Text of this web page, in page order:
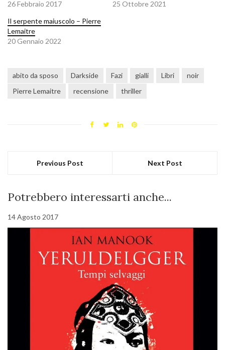
26 Febbraio 2017
25 Ottobre 2021
Il serpente maiuscolo – Pierre
Lemaitre
20 Gennaio 2022
abito da sposo Darkside Fazi gialli Libri
noir
Pierre Lemaitre
recensione thriller
Previous Post Next Post
Potrebbero interessarti anche...
14 Agosto 2017